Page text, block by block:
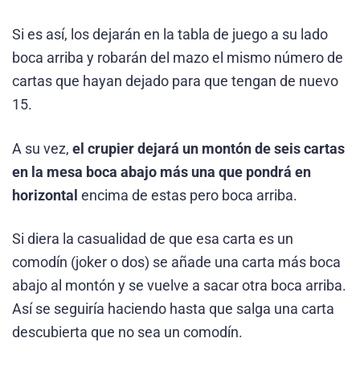
Si es así, los dejarán en la tabla de juego a su lado
boca arriba y robarán del mazo el mismo número de
cartas que hayan dejado para que tengan de nuevo
15.
A su vez, el crupier dejará un montón de seis cartas
en la mesa boca abajo más una que pondrá en
horizontal encima de estas pero boca arriba.
Si diera la casualidad de que esa carta es un
comodín (joker o dos) se añade una carta más boca
abajo al montón y se vuelve a sacar otra boca arriba.
Así se seguiría haciendo hasta que salga una carta
descubierta que no sea un comodín.